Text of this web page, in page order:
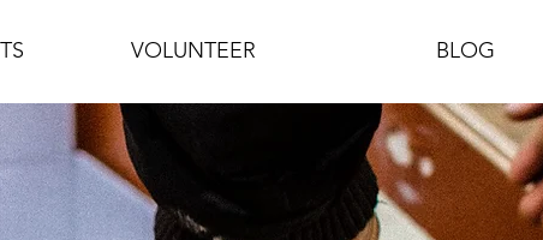
VOLUNTEER BLOG